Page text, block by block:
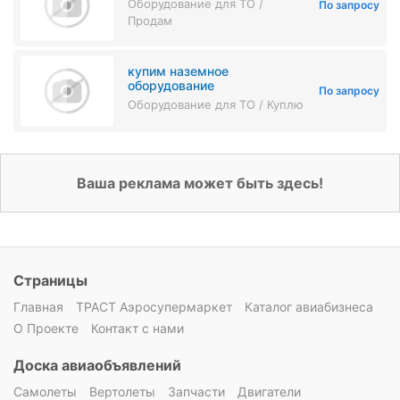
Оборудование для ТО /
Продам
По запросу
купим наземное
оборудование
Оборудование для ТО / Куплю
По запросу
Ваша реклама может быть здесь!
Страницы
Главная ТРАСТ Аэросупермаркет
Каталог авиабизнеса
О Проекте
Контакт с нами
Доска авиаобъявлений
Самолеты Вертолеты Запчасти
Двигатели